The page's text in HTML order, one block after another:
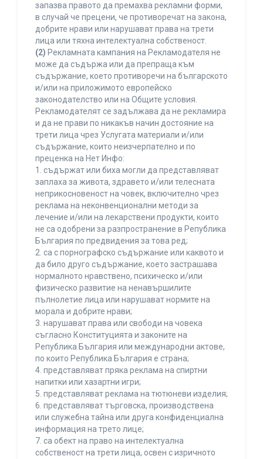
запазва правото да премахва рекламни форми,
в случай че прецени, че противоречат на закона,
добрите нрави или нарушават права на трети
лица или тяхна интелектуална собственост.
(2) Рекламната кампания на Рекламодателя не
може да съдържа или да препраща към
съдържание, което противоречи на българското
и/или на приложимото европейско
законодателство или на Общите условия.
Рекламодателят се задължава да не рекламира
и да не прави по никакъв начин достояние на
трети лица чрез Услугата материали и/или
съдържание, които неизчерпателно и по
преценка на Нет Инфо:
1. съдържат или биха могли да представляват
заплаха за живота, здравето и/или телесната
неприкосновеност на човек, включително чрез
реклама на неконвенционални методи за
лечение и/или на лекарствени продукти, които
не са одобрени за разпространение в Република
България по предвидения за това ред;
2. са с порнографско съдържание или каквото и
да било друго съдържание, което застрашава
нормалното нравствено, психическо и/или
физическо развитие на ненавършилите
пълнолетие лица или нарушават нормите на
морала и добрите нрави;
3. нарушават права или свободи на човека
съгласно Конституцията и законите на
Република България или международни актове,
по които Република България е страна;
4. представляват пряка реклама на спиртни
напитки или хазартни игри;
5. представляват реклама на тютюневи изделия;
6. представляват търговска, производствена
или служебна тайна или друга конфиденциална
информация на трето лице;
7. са обект на право на интелектуална
собственост на трети лица, освен с изричното